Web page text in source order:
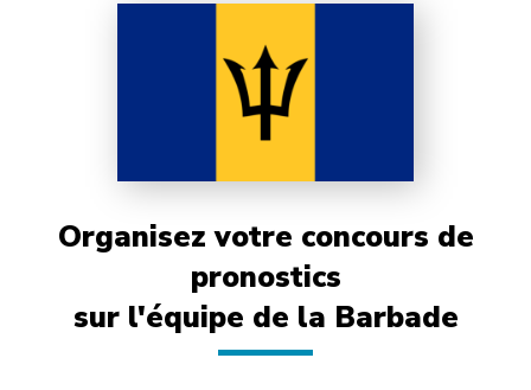
Organisez votre concours de
pronostics
sur l'équipe de la Barbade